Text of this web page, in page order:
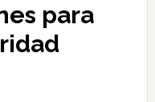
para